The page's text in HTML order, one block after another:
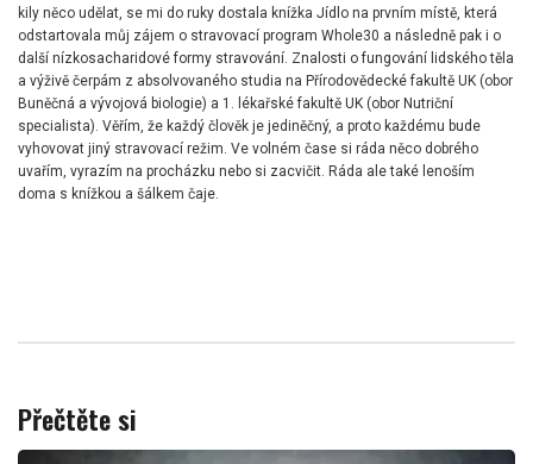
kily něco udělat, se mi do ruky dostala knížka Jídlo na prvním místě, která
odstartovala můj zájem o stravovací program Whole30 a následně pak i o
další nízkosacharidové formy stravování. Znalosti o fungování lidského těla
a výživě čerpám z absolvovaného studia na Přírodovědecké fakultě UK (obor
Buněčná a vývojová biologie) a 1. lékařské fakultě UK (obor Nutriční
specialista). Věřím, že každý člověk je jediněčný, a proto každému bude
vyhovovat jiný stravovací režim. Ve volném čase si ráda něco dobrého
uvařím, vyrazím na procházku nebo si zacvičit. Ráda ale také lenoším
doma s knížkou a šálkem čaje.
Přečtěte si